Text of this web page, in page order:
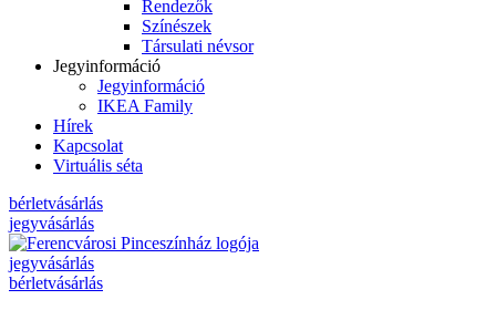
Rendezők
Színészek
Társulati névsor
Jegyinformáció
Jegyinformáció
IKEA Family
Hírek
Kapcsolat
Virtuális séta
bérletvásárlás
jegyvásárlás
jegyvásárlás
bérletvásárlás